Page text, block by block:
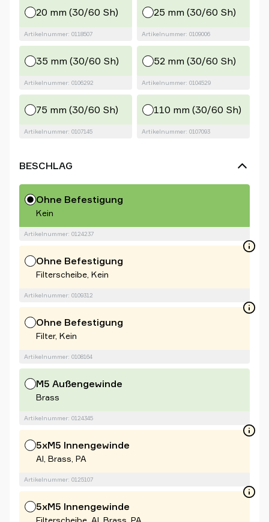
20 mm (30/60 Sh)
Artikelnummer: 0118507
25 mm (30/60 Sh)
Artikelnummer: 0109006
35 mm (30/60 Sh)
Artikelnummer: 0106292
52 mm (30/60 Sh)
Artikelnummer: 0104529
75 mm (30/60 Sh)
Artikelnummer: 0107145
110 mm (30/60 Sh)
Artikelnummer: 0107093
BESCHLAG
Ohne Befestigung
Kein
Artikelnummer: 0124237
Ohne Befestigung
Filterscheibe, Kein
Artikelnummer: 0109312
Ohne Befestigung
Filter, Kein
Artikelnummer: 0108164
M5 Außengewinde
Brass
Artikelnummer: 0124345
5xM5 Innengewinde
Al, Brass, PA
Artikelnummer: 0125107
5xM5 Innengewinde
Filterscheibe, Al, Brass, PA